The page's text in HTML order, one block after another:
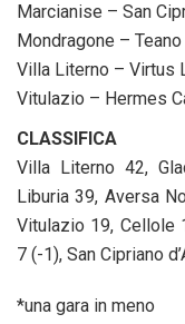
Marcianise – San
Mondragone –
Villa Literno – Virtus
Vitulazio – Hermes
CLASSIFICA
Villa Literno 42,
Liburia 39, Aversa
Vitulazio 19, Cellole
7 (-1), San Cipriano
*una gara in meno